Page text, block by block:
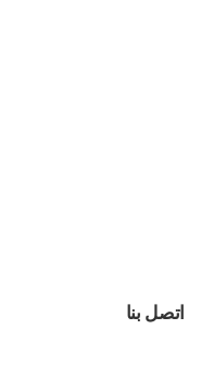
اتصل بنا